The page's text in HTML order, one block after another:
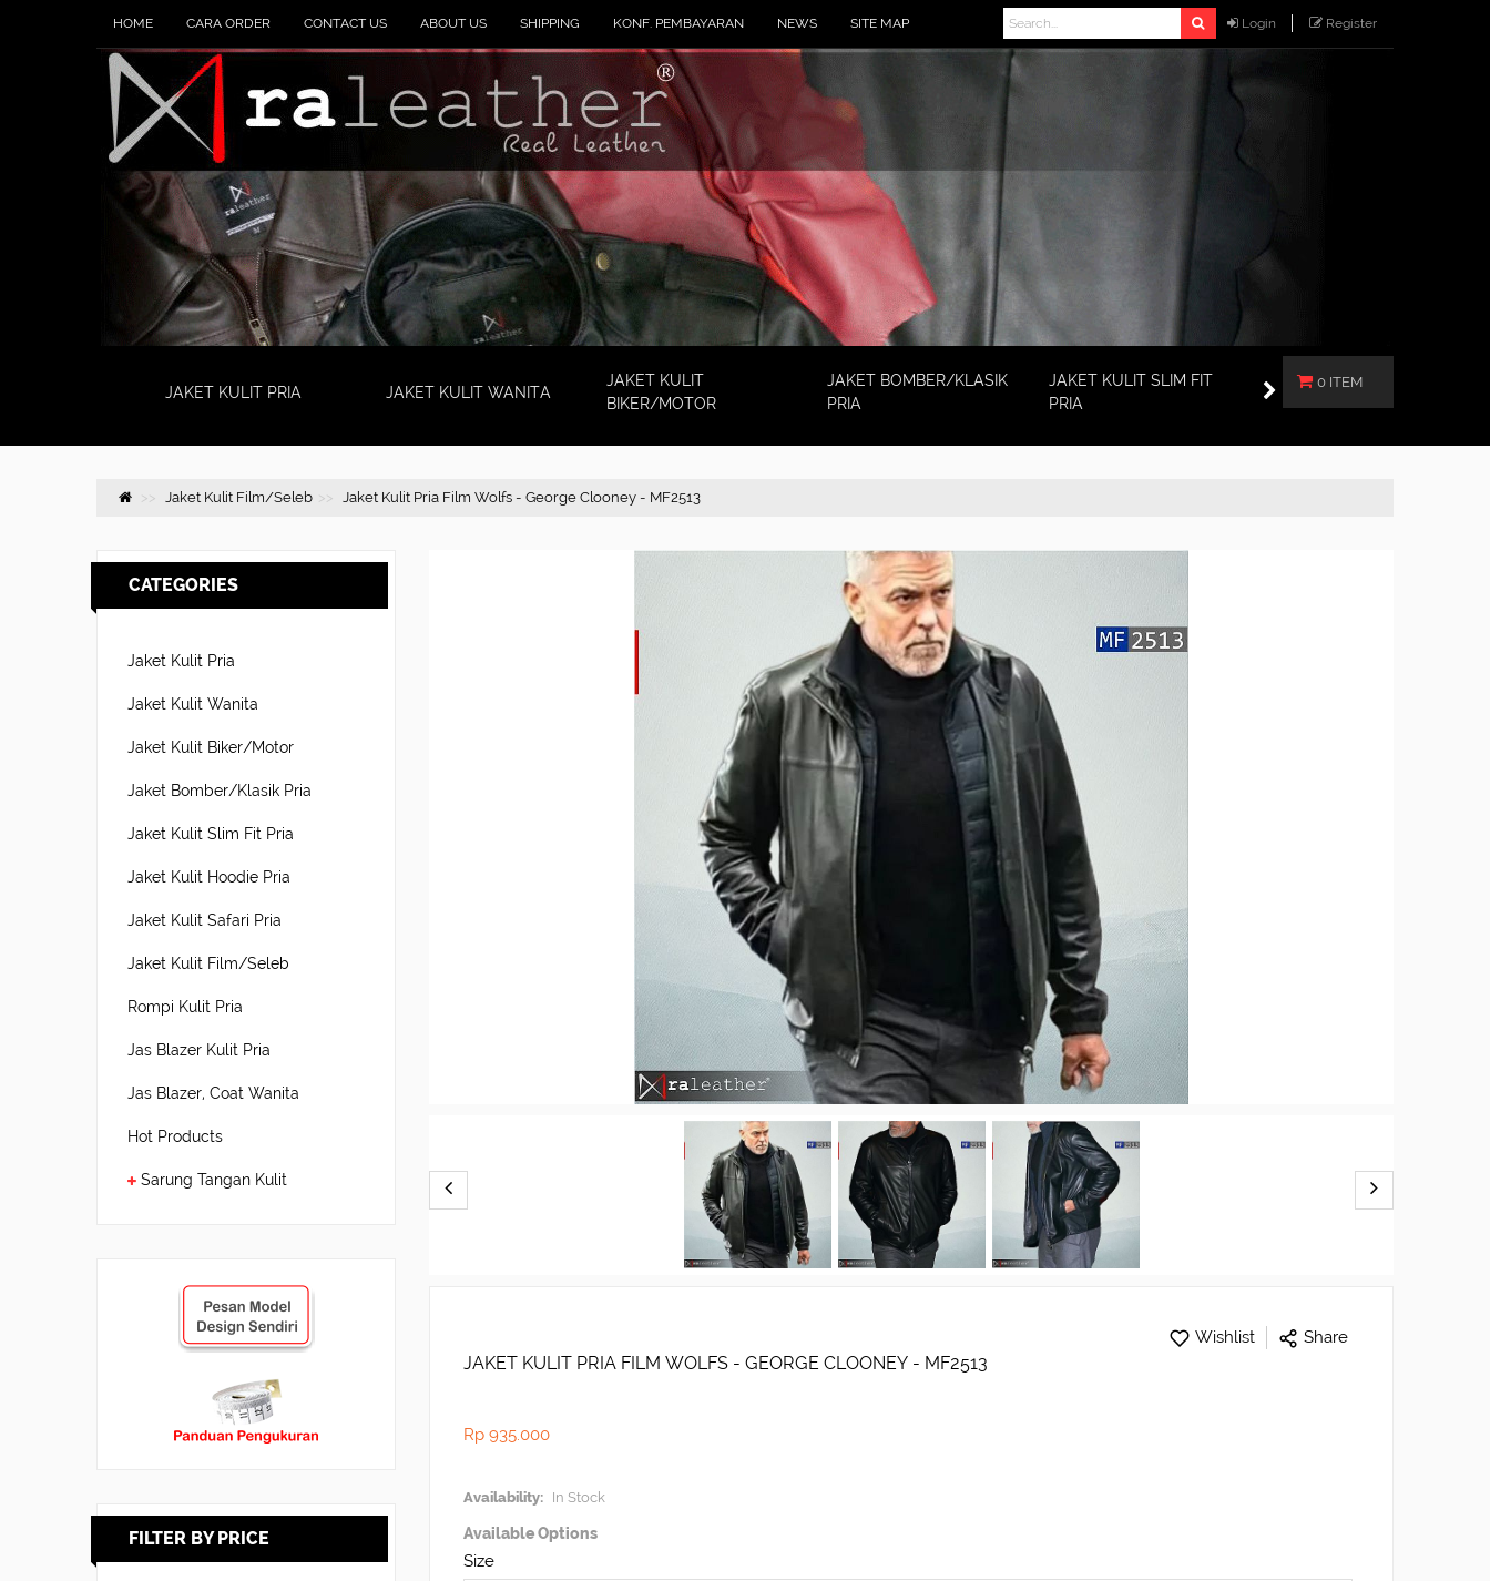
Login Register
HOME CARA ORDER CONTACT US ABOUT US SHIPPING KONF. PEMBAYARAN NEWS SITE MAP
0 ITEM
JAKET KULIT PRIA JAKET KULIT WANITA
JAKET KULIT
BIKER/MOTOR
JAKET BOMBER/KLASIK
PRIA
JAKET KULIT SLIM FIT
PRIA
Jaket Kulit Film/Seleb Jaket Kulit Pria Film Wolfs - George Clooney - MF2513
CATEGORIES
Jaket Kulit Pria
Jaket Kulit Wanita
Jaket Kulit Biker/Motor
Jaket Bomber/Klasik Pria
Jaket Kulit Slim Fit Pria
Jaket Kulit Hoodie Pria
Jaket Kulit Safari Pria
Jaket Kulit Film/Seleb
Rompi Kulit Pria
Jas Blazer Kulit Pria
Jas Blazer, Coat Wanita
Hot Products
Sarung Tangan Kulit
FILTER BY PRICE
Wishlist Share
JAKET KULIT PRIA FILM WOLFS - GEORGE CLOONEY - MF2513
Rp 935.000
Availability: In Stock
Available Options
Size